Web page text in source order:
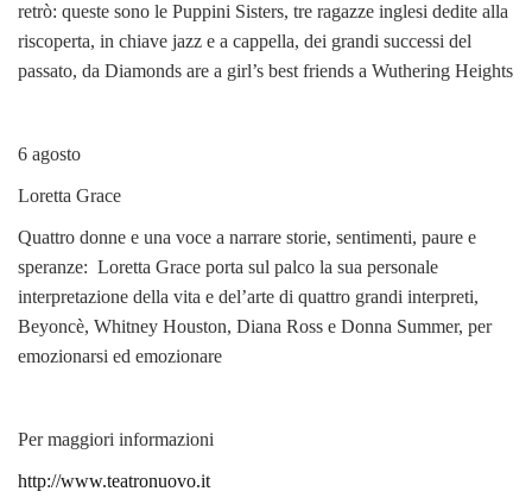
retrò: queste sono le Puppini Sisters, tre ragazze inglesi dedite alla
riscoperta, in chiave jazz e a cappella, dei grandi successi del
passato, da Diamonds are a girl’s best friends a Wuthering Heights
6 agosto
Loretta Grace
Quattro donne e una voce a narrare storie, sentimenti, paure e
speranze: Loretta Grace porta sul palco la sua personale
interpretazione della vita e del’arte di quattro grandi interpreti,
Beyoncè, Whitney Houston, Diana Ross e Donna Summer, per
emozionarsi ed emozionare
Per maggiori informazioni
http://www.teatronuovo.it